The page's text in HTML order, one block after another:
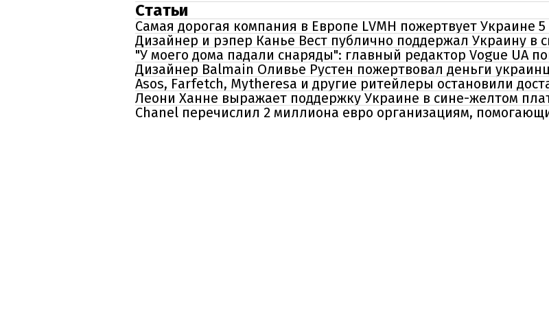
Статьи
Самая дорогая компания в Европе LVMH пожертвует Украине
Дизайнер и рэпер Канье Вест публично поддержал Украину в
"У моего дома падали снаряды": главный редактор Vogue UA
Дизайнер Balmain Оливье Рустен пожертвовал деньги
Asos, Farfetch, Mytheresa и другие ритейлеры остановили
Леони Ханне выражает поддержку Украине в сине-желтом
Chanel перечислил 2 миллиона евро организациям,